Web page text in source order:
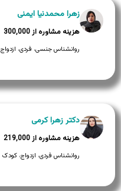
زهرا محمدنیا ایمنی
300,000
روانشناس جنسی، فردی، ازدواج
دکتر زهرا کرمی
219,000
روانشناس فردی، ازدواج، کودک